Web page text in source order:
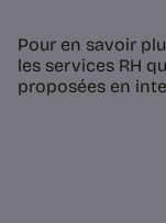
Pour en savoir
les services RH
proposées en